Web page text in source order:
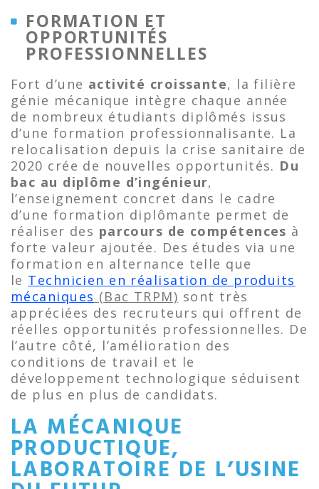
FORMATION ET
OPPORTUNITÉS
PROFESSIONNELLES
Fort d’une activité croissante, la filière
génie mécanique intègre chaque année
de nombreux étudiants diplômés issus
d’une formation professionnalisante. La
relocalisation depuis la crise sanitaire de
2020 crée de nouvelles opportunités. Du
bac au diplôme d’ingénieur,
l’enseignement concret dans le cadre
d’une formation diplômante permet de
réaliser des parcours de compétences à
forte valeur ajoutée. Des études via une
formation en alternance telle que
le Technicien en réalisation de produits
mécaniques (Bac TRPM) sont très
appréciées des recruteurs qui offrent de
réelles opportunités professionnelles. De
l’autre côté, l’amélioration des
conditions de travail et le
développement technologique séduisent
de plus en plus de candidats.
LA MÉCANIQUE
PRODUCTIQUE,
LABORATOIRE DE L’USINE